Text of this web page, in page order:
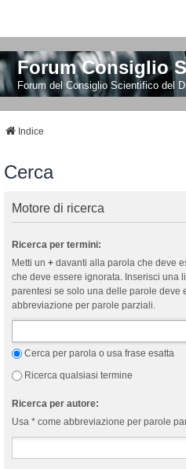
Forum Consiglio
Forum del Consiglio Scientifico del
Indice
Cerca
Motore di ricerca
Ricerca per termini:
Metti un + davanti alla parola che deve
che deve essere ignorata. Inserisci una
parentesi se solo una delle parole deve
abbreviazione per parole parziali.
Cerca per parola o usa frase esatta
Ricerca qualsiasi termine
Ricerca per autore:
Usa * come abbreviazione per parole